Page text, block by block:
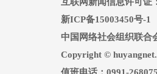
新ICP备15003450号-1
中国网络社会组织联合
Copyright ©